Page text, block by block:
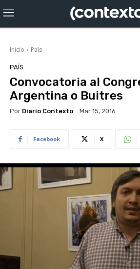
Inicio País
PAÍS
Convocatoria al
Argentina o Buitres
Por Diario Contexto Mar 15, 2016
Facebook X